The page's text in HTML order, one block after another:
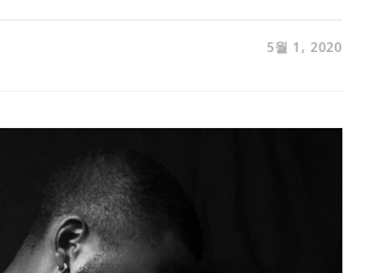
5월 1, 2020